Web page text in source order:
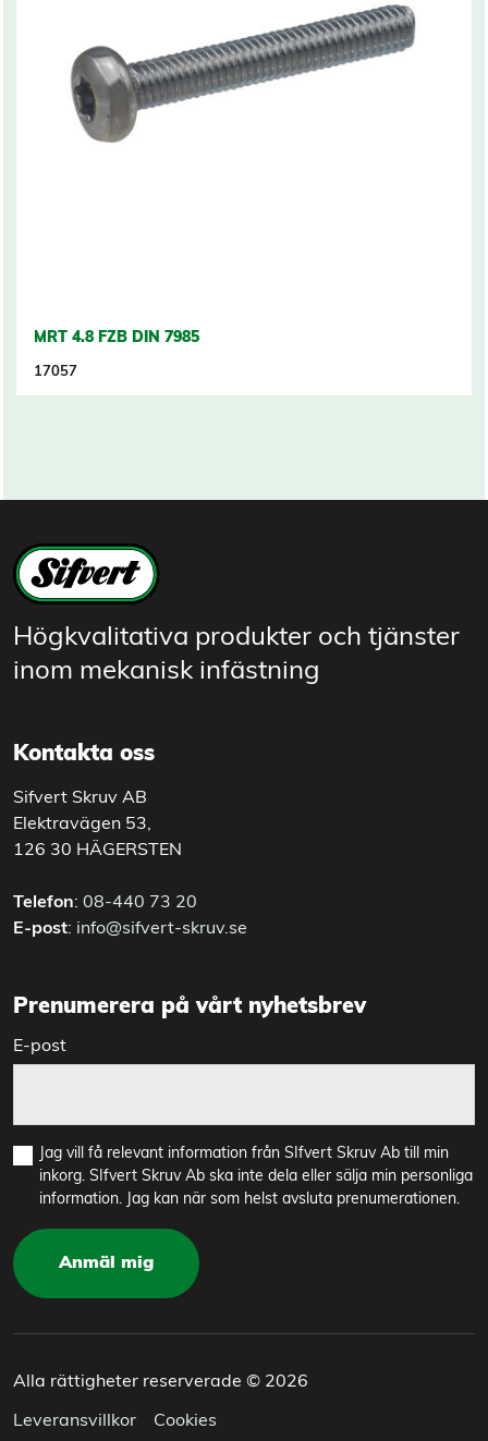
MRT 4.8 FZB DIN 7985
17057
Högkvalitativa produkter och tjänster
inom mekanisk infästning
Kontakta oss
Sifvert Skruv AB
Elektravägen 53,
126 30 HÄGERSTEN
Telefon: 08-440 73 20
E-post: info@sifvert-skruv.se
Prenumerera på vårt nyhetsbrev
E-post
Jag vill få relevant information från SIfvert Skruv Ab till min
inkorg. SIfvert Skruv Ab ska inte dela eller sälja min personliga
information. Jag kan när som helst avsluta prenumerationen.
Anmäl mig
Alla rättigheter reserverade © 2026
Leveransvillkor Cookies